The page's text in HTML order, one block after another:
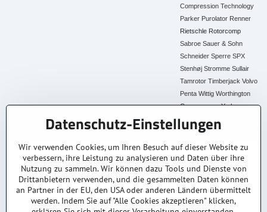
Compression Technology
Parker Purolator Renner
Rietschle Rotorcomp
Sabroe Sauer & Sohn
Schneider Sperre SPX
Stenhøj Stromme Sullair
Tamrotor Timberjack Volvo
Penta Wittig Worthington
Creyssensac York
Alle Ersatzteile
30+ Jahre Erfahrung
Branchenexperten
Lagerware
Schneller Versand AT &
DE
Original & Kompatibel
Ersatzteile aller Marken
Faire Preise
Top Preis-Leistung
Fachberatung
Persönlich & kompetent
Datenschutz-Einstellungen
Wir verwenden Cookies, um Ihren Besuch auf dieser Website zu
verbessern, ihre Leistung zu analysieren und Daten über ihre
Nutzung zu sammeln. Wir können dazu Tools und Dienste von
Drittanbietern verwenden, und die gesammelten Daten können
an Partner in der EU, den USA oder anderen Ländern übermittelt
werden. Indem Sie auf "Alle Cookies akzeptieren" klicken,